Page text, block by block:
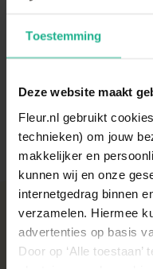
Toestemming
Deze website maakt
Fleur.nl gebruikt
technieken) om jouw
makkelijker en
kunnen wij en onze
internetgedrag binnen
verzamelen. Hiermee
advertenties op basis
Door op ‘Alle
keramiek. De
daardoor een luxe
Met aandacht verpakt
Onze kamer- en
direct van de kweker